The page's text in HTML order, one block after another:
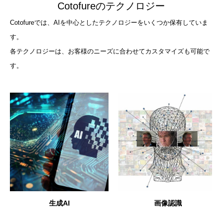
Cotofureのテクノロジー
Cotofureでは、AIを中心としたテクノロジーをいくつか保有していま
す。
各テクノロジーは、お客様のニーズに合わせてカスタマイズも可能で
す。
生成AI
画像認識